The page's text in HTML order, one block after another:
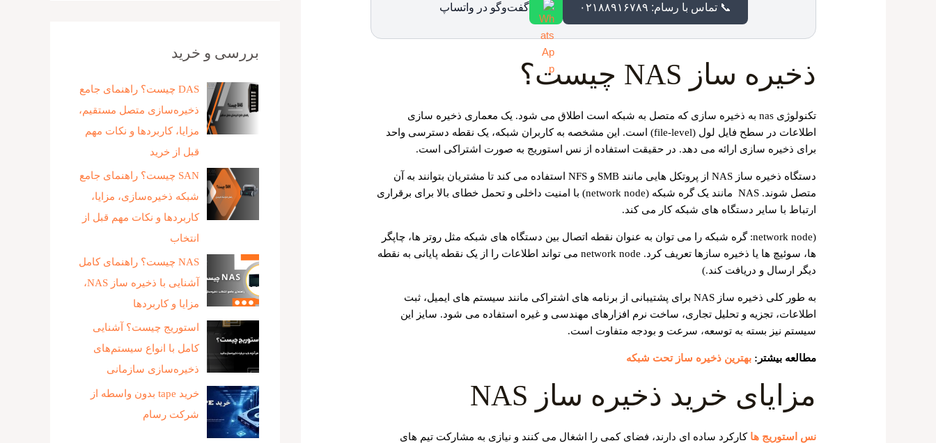
📞 تماس با رسام: ۰۲۱۸۸۹۱۶۷۸۹ گفت‌وگو در واتساپ
ذخیره ساز NAS چیست؟
تکنولوژی nas به ذخیره‌ سازی که متصل به شبکه است اطلاق می شود. یک معماری ذخیره‌ سازی
اطلاعات در سطح فایل لول (file-level) است. این مشخصه به کاربران شبکه، یک نقطه دسترسی واحد
برای ذخیره‌ سازی ارائه می‌ دهد. در حقیقت استفاده از نس استوریج به صورت اشتراکی است.
دستگاه ذخیره ساز NAS از پروتکل هایی مانند SMB و NFS استفاده می کند تا مشتریان بتوانند به آن
متصل شوند. NAS مانند یک گره شبکه (network node) با امنیت داخلی و تحمل خطای بالا برای برقراری
ارتباط با سایر دستگاه های شبکه کار می کند.
(network node: گره شبکه را می توان به عنوان نقطه اتصال بین دستگاه های شبکه مثل روتر ها، چاپگر
ها، سوئیچ ها یا ذخیره سازها تعریف کرد. network node می تواند اطلاعات را از یک نقطه پایانی به نقطه
دیگر ارسال و دریافت کند.)
به طور کلی ذخیره ساز NAS برای پشتیبانی از برنامه های اشتراکی مانند سیستم های ایمیل، ثبت
اطلاعات، تجزیه و تحلیل تجاری، ساخت نرم افزارهای مهندسی و غیره استفاده می شود. سایز این
سیستم نیز بسته به توسعه، سرعت و بودجه متفاوت است.
مطالعه بیشتر:بهترین ذخیره ساز تحت شبکه
مزایای خرید ذخیره ساز NAS
نس استوریج ها کارکرد ساده ‌ای دارند، فضای کمی را اشغال می کنند و نیازی به مشارکت تیم‌ های
بررسی و خرید
DAS چیست؟ راهنمای جامع
ذخیره‌سازی متصل مستقیم،
مزایا، کاربردها و نکات مهم
قبل از خرید
SAN چیست؟ راهنمای جامع
شبکه ذخیره‌سازی، مزایا،
کاربردها و نکات مهم قبل از
انتخاب
NAS چیست؟ راهنمای کامل
آشنایی با ذخیره‌ ساز NAS،
مزایا و کاربردها
استوریج چیست؟ آشنایی
کامل با انواع سیستم‌های
ذخیره‌سازی سازمانی
خرید tape بدون واسطه از
شرکت رسام